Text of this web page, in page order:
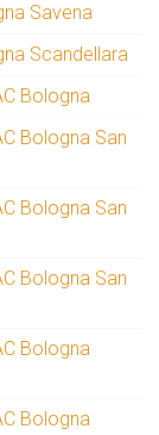
Savena
Scandellara
Bologna
Bologna San
Bologna San
Bologna San
Bologna
Bologna